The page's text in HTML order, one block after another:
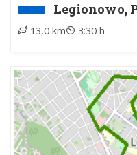
Legionowo,
13,0 km 3:30 h